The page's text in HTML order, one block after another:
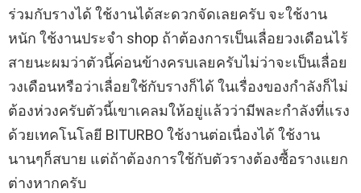
ร่วมกับรางได้ ใช้งานได้สะดวกจัดเลยครับ จะใช้งาน
หนัก ใช้งานประจำ shop ถ้าต้องการเป็นเลื่อยวงเดือนไร้
สายนะผมว่าตัวนี้ค่อนข้างครบเลยครับไม่ว่าจะเป็นเลื่อย
วงเดือนหรือว่าเลื่อยใช้กับรางก็ได้ ในเรื่องของกำลังก็ไม่
ต้องห่วงครับตัวนี้เขาเคลมให้อยู่แล้วว่ามีพละกำลังที่แรง
ด้วยเทคโนโลยี BITURBO ใช้งานต่อเนื่องได้ ใช้งาน
นานๆก็สบาย แต่ถ้าต้องการใช้กับตัวรางต้องซื้อรางแยก
ต่างหากครับ